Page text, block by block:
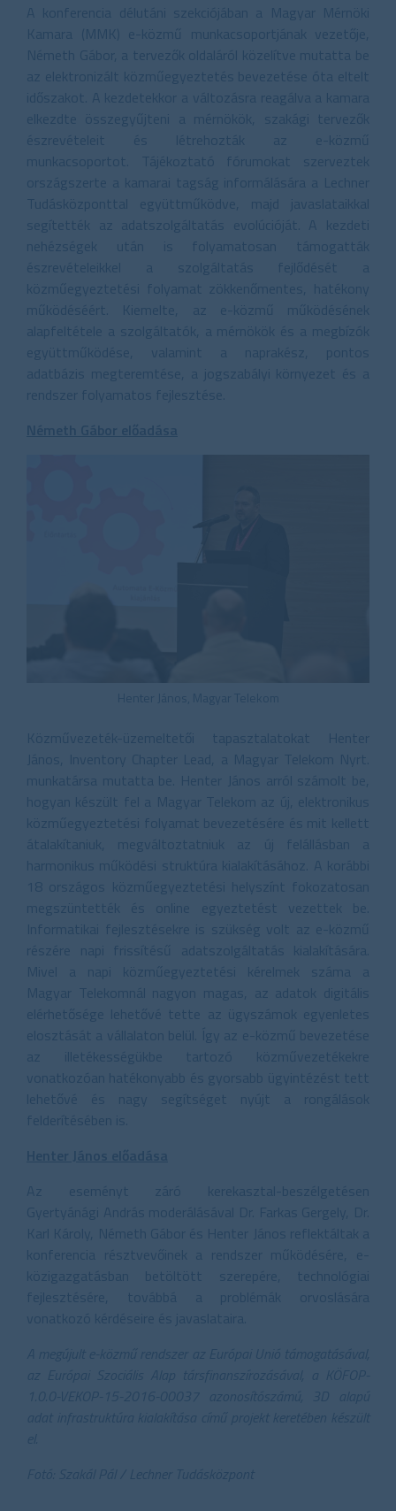
A konferencia délutáni szekciójában a Magyar Mérnöki
Kamara (MMK) e-közmű munkacsoportjának vezetője,
Németh Gábor, a tervezők oldaláról közelítve mutatta be
az elektronizált közműegyeztetés bevezetése óta eltelt
időszakot. A kezdetekkor a változásra reagálva a kamara
elkezdte összegyűjteni a mérnökök, szakági tervezők
észrevételeit és létrehozták az e-közmű
munkacsoportot. Tájékoztató fórumokat szerveztek
országszerte a kamarai tagság informálására a Lechner
Tudásközponttal együttműködve, majd javaslataikkal
segítették az adatszolgáltatás evolúcióját. A kezdeti
nehézségek után is folyamatosan támogatták
észrevételeikkel a szolgáltatás fejlődését a
közműegyeztetési folyamat zökkenőmentes, hatékony
működéséért. Kiemelte, az e-közmű működésének
alapfeltétele a szolgáltatók, a mérnökök és a megbízók
együttműködése, valamint a naprakész, pontos
adatbázis megteremtése, a jogszabályi környezet és a
rendszer folyamatos fejlesztése.
Németh Gábor előadása
Henter János, Magyar Telekom
Közművezeték-üzemeltetői tapasztalatokat Henter
János, Inventory Chapter Lead, a Magyar Telekom Nyrt.
munkatársa mutatta be. Henter János arról számolt be,
hogyan készült fel a Magyar Telekom az új, elektronikus
közműegyeztetési folyamat bevezetésére és mit kellett
átalakítaniuk, megváltoztatniuk az új felállásban a
harmonikus működési struktúra kialakításához. A korábbi
18 országos közműegyeztetési helyszínt fokozatosan
megszüntették és online egyeztetést vezettek be.
Informatikai fejlesztésekre is szükség volt az e-közmű
részére napi frissítésű adatszolgáltatás kialakítására.
Mivel a napi közműegyeztetési kérelmek száma a
Magyar Telekomnál nagyon magas, az adatok digitális
elérhetősége lehetővé tette az ügyszámok egyenletes
elosztását a vállalaton belül. Így az e-közmű bevezetése
az illetékességükbe tartozó közművezetékekre
vonatkozóan hatékonyabb és gyorsabb ügyintézést tett
lehetővé és nagy segítséget nyújt a rongálások
felderítésében is.
Henter János előadása
Az eseményt záró kerekasztal-beszélgetésen
Gyertyánági András moderálásával Dr. Farkas Gergely, Dr.
Karl Károly, Németh Gábor és Henter János reflektáltak a
konferencia résztvevőinek a rendszer működésére, e-
közigazgatásban betöltött szerepére, technológiai
fejlesztésére, továbbá a problémák orvoslására
vonatkozó kérdéseire és javaslataira.
A megújult e-közmű rendszer az Európai Unió támogatásával,
az Európai Szociális Alap társfinanszírozásával, a KÖFOP-
1.0.0-VEKOP-15-2016-00037 azonosítószámú, 3D alapú
adat infrastruktúra kialakítása című projekt keretében készült
el.
Fotó: Szakál Pál / Lechner Tudásközpont